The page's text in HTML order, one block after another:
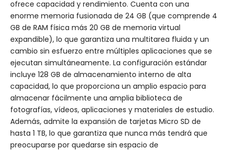
ofrece capacidad y rendimiento. Cuenta con una
enorme memoria fusionada de 24 GB (que comprende 4
GB de RAM física más 20 GB de memoria virtual
expandible), lo que garantiza una multitarea fluida y un
cambio sin esfuerzo entre múltiples aplicaciones que se
ejecutan simultáneamente. La configuración estándar
incluye 128 GB de almacenamiento interno de alta
capacidad, lo que proporciona un amplio espacio para
almacenar fácilmente una amplia biblioteca de
fotografías, vídeos, aplicaciones y materiales de estudio.
Además, admite la expansión de tarjetas Micro SD de
hasta 1 TB, lo que garantiza que nunca más tendrá que
preocuparse por quedarse sin espacio de